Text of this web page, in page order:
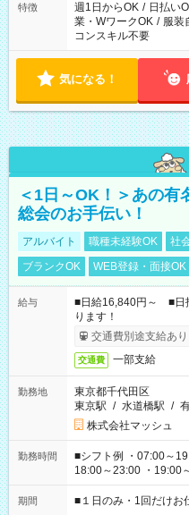
特徴 週1日からOK / 日払い
業・WワークOK / 服装
コンスキル不要
気になる！
＜1日～OK！＞あの有
総会のお手伝い！
アルバイト 職種未経験OK 社
ブランクOK
WEB登録・面接OK
給与
■日給16,840円～ ■日
ります！
交通費別途支給あり
交通費 一部支給
勤務地
東京都千代田区
東京駅 / 水道橋駅 /
株式会社マッシュ
勤務時間
■シフト例 ・07:00～
18:00～23:00 ・19:00
etc ★最短で3時間で5,120円のお仕事から 15時間で2万円近く稼
げるお仕事も！ ご希望のお時間に合わせてご紹介！ ※シフトは
期間 ■１日のみ・1回だけお